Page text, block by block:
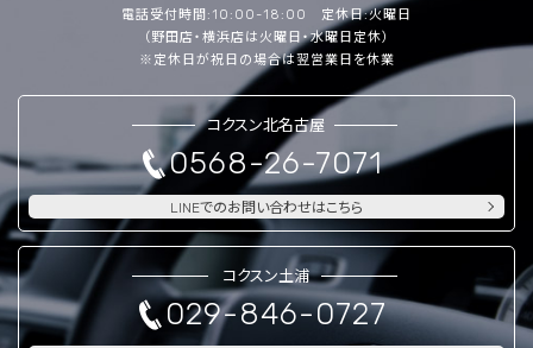
電話受付時間:10:00-18:00 定休日:火曜日
（野田店・横浜店は火曜日・水曜日定休）
※定休日が祝日の場合は翌営業日を休業
コクスン北名古屋
0568-26-7071
LINEでのお問い合わせはこちら
コクスン土浦
029-846-0727